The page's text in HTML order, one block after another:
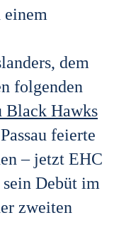
einem
dem
folgenden
Black Hawks
feierte
– jetzt EHC
Debüt im
zweiten